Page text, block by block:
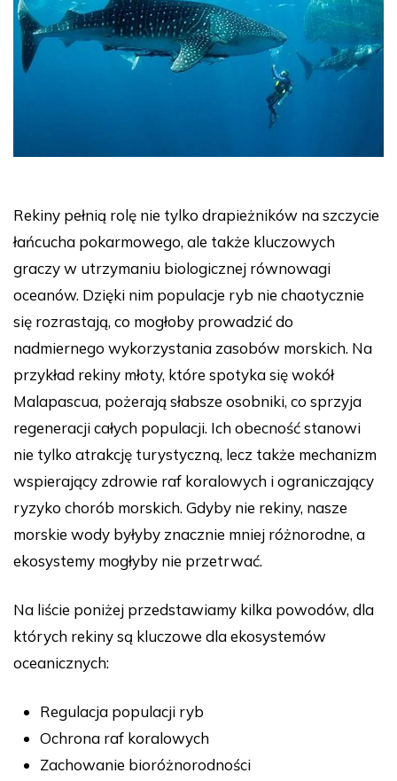
Rekiny pełnią rolę nie tylko drapieżników na szczycie
łańcucha pokarmowego, ale także kluczowych
graczy w utrzymaniu biologicznej równowagi
oceanów. Dzięki nim populacje ryb nie chaotycznie
się rozrastają, co mogłoby prowadzić do
nadmiernego wykorzystania zasobów morskich. Na
przykład rekiny młoty, które spotyka się wokół
Malapascua, pożerają słabsze osobniki, co sprzyja
regeneracji całych populacji. Ich obecność stanowi
nie tylko atrakcję turystyczną, lecz także mechanizm
wspierający zdrowie raf koralowych i ograniczający
ryzyko chorób morskich. Gdyby nie rekiny, nasze
morskie wody byłyby znacznie mniej różnorodne, a
ekosystemy mogłyby nie przetrwać.
Na liście poniżej przedstawiamy kilka powodów, dla
których rekiny są kluczowe dla ekosystemów
oceanicznych:
Regulacja populacji ryb
Ochrona raf koralowych
Zachowanie bioróżnorodności